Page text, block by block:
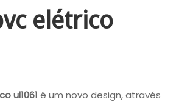
elétrico
ul1061 é um novo design, através